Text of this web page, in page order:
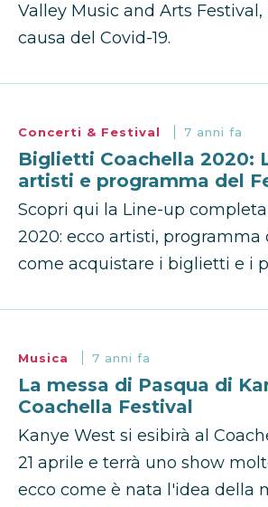
Valley Music and Arts Festival,
causa del Covid-19.
Concerti & Festival 7 anni fa
Biglietti Coachella 2020:
artisti e programma del
Scopri qui la Line-up
2020: ecco artisti, programma
come acquistare i biglietti e i
Musica 7 anni fa
La messa di Pasqua di
Coachella Festival
Kanye West si esibirà al
21 aprile e terrà uno show
ecco come è nata l'idea della